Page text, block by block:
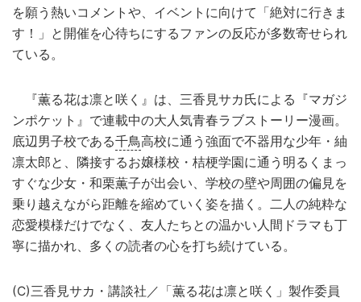
を願う熱いコメントや、イベントに向けて「絶対に行きま
す！」と開催を心待ちにするファンの反応が多数寄せられ
ている。
『薫る花は凛と咲く』は、三香見サカ氏による『マガジ
ンポケット』で連載中の大人気青春ラブストーリー漫画。
底辺男子校である千鳥高校に通う強面で不器用な少年・紬
凛太郎と、隣接するお嬢様校・桔梗学園に通う明るくまっ
すぐな少女・和栗薫子が出会い、学校の壁や周囲の偏見を
乗り越えながら距離を縮めていく姿を描く。二人の純粋な
恋愛模様だけでなく、友人たちとの温かい人間ドラマも丁
寧に描かれ、多くの読者の心を打ち続けている。
(C)三香見サカ・講談社／「薫る花は凛と咲く」製作委員